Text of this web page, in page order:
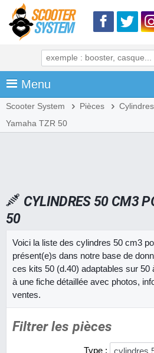
Menu
Scooter System Pièces
Yamaha TZR 50
CYLINDRES 50 CM3
50
Voici la liste des cylindres 50 cm3
présent(e)s dans notre base de
ces kits 50 (d.40) adaptables sur
à une fiche détaillée avec photos,
ventes.
Filtrer les pièces
Type :